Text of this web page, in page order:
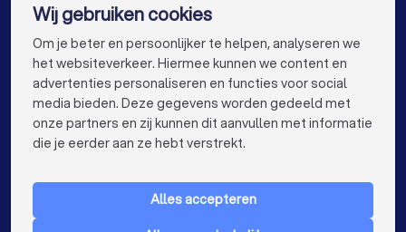
Vertaalbureaus in Den Haag
Vertaalbureaus in Utrecht
Vertaalbureaus in Eindhoven
Vertaalbureaus in Tilburg
Vertaalbureaus in Nijmegen
VOOR PARTICULIEREN keyboard_arrow_down
Wij gebruiken cookies
Om je beter en persoonlijker te helpen, analyseren we
het websiteverkeer. Hiermee kunnen we content en
advertenties personaliseren en functies voor social
media bieden. Deze gegevens worden gedeeld met
onze partners en zij kunnen dit aanvullen met informatie
die je eerder aan ze hebt verstrekt.
Alles accepteren